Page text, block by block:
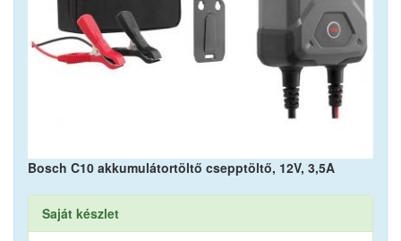
Bosch C10 akkumulátortöltő csepptöltő, 12V, 3,5A
Saját készlet